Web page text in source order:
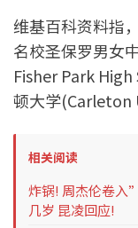
维基百科资料指
名校圣保罗男女
Fisher Park
顿大学(Carleton
相关阅读
炸锅! 周杰伦卷入
几岁 昆凌回应!